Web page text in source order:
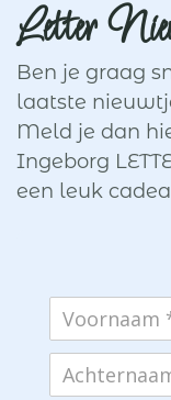
Letter
Ben je graag
laatste
Meld je dan
Ingeborg
een leuk